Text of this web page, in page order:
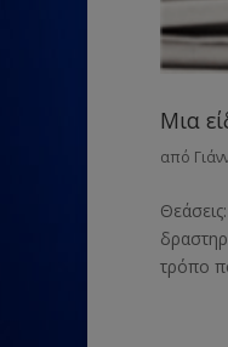
Μια
από
τρόπο